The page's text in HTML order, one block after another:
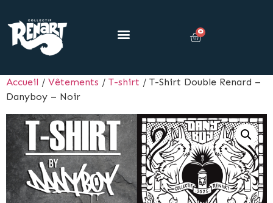
0
Accueil / Vêtements / T-shirt / T-Shirt Double Renard –
Danyboy – Noir